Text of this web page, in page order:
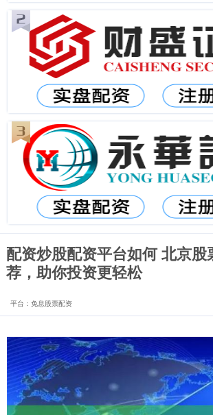
配资炒股配资平台如何 北京股
荐，助你投资更轻松
平台：免息股票配资